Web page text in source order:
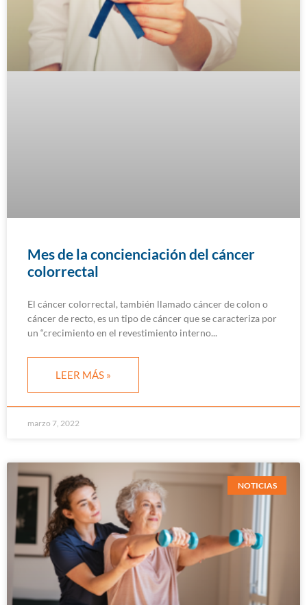
Mes de la concienciación del cáncer
colorrectal
El cáncer colorrectal, también llamado cáncer de colon o
cáncer de recto, es un tipo de cáncer que se caracteriza por
un “crecimiento en el revestimiento interno
LEER MÁS »
marzo 7, 2022
NOTICIAS